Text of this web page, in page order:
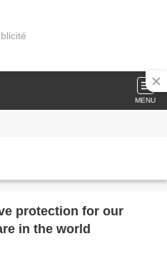
MENU
protection for our
in the world